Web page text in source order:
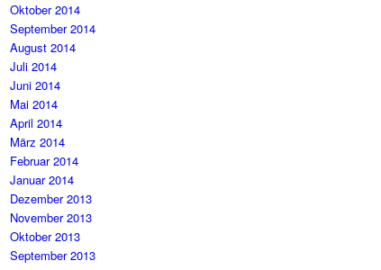
Oktober 2014
September 2014
August 2014
Juli 2014
Juni 2014
Mai 2014
April 2014
März 2014
Februar 2014
Januar 2014
Dezember 2013
November 2013
Oktober 2013
September 2013